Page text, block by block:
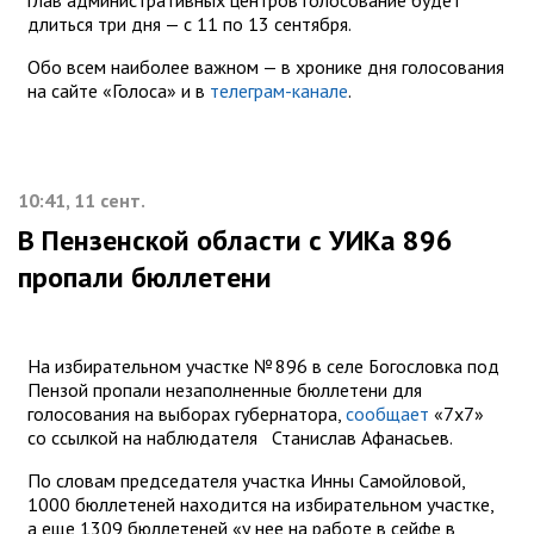
длиться три дня — с 11 по 13 сентября.
Обо всем наиболее важном — в хронике дня голосования
на сайте «Голоса» и в телеграм-канале.
10:41, 11 сент.
В Пензенской области с УИКа 896
пропали бюллетени
На избирательном участке № 896 в селе Богословка под
Пензой пропали незаполненные бюллетени для
голосования на выборах губернатора, сообщает «7х7»
со ссылкой на наблюдателя Станислав Афанасьев.
По словам председателя участка Инны Самойловой,
1000 бюллетеней находится на избирательном участке,
а еще 1309 бюллетеней «у нее на работе в сейфе в